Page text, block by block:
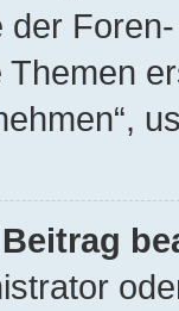
der